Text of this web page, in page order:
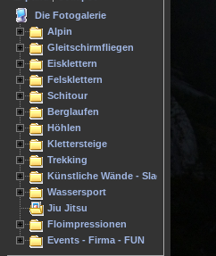
Die Fotogalerie
Alpin
Gleitschirmfliegen
Eisklettern
Felsklettern
Schitour
Berglaufen
Höhlen
Klettersteige
Trekking
Künstliche Wände - Slacken
Wassersport
Jiu Jitsu
Floimpressionen
Events - Firma - FUN